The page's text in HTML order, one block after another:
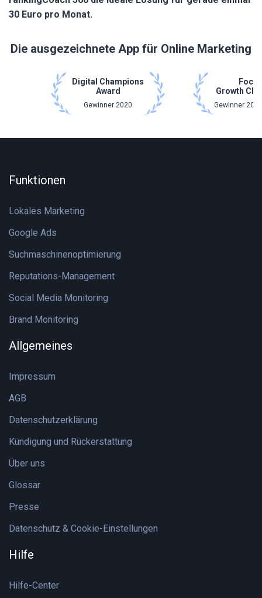
30 Euro pro Monat.
Die ausgezeichnete App für Online Marketing
Digital Champions
Award
Gewinner 2020
Focus
Growth
Gewinner
Funktionen
Lokales Marketing
Google Ads
Suchmaschinenoptimierung
Reputations-Management
Social Media Monitoring
Brand Monitoring
Allgemeines
Impressum
AGB
Datenschutzerklärung
Kündigung und Rückerstattung
Über uns
Glossar
Presse
Datenschutz & Cookie-Einstellungen
Hilfe
Hilfe-Center